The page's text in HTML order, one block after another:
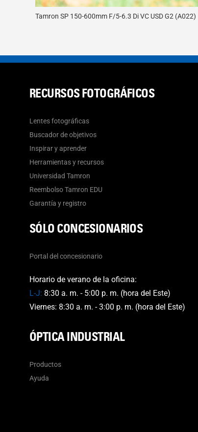
Tamron SP 150-600mm F/5-6.3 Di VC USD G2 (A022)
RECURSOS FOTOGRÁFICOS
Lentes fotográficas
Buscador de objetivos
Inspirar y aprender
Herramientas y recursos
Universidad Tamron
Reembolso Tamron EDU
Garantía y registro
SÓLO CONCESIONARIOS
Portal del concesionario
Horario de verano de la oficina:
L-J: 8:30 a. m. - 5:00 p. m. (hora del Este)
Viernes: 8:30 a. m. - 3:00 p. m. (hora del Este)
ÓPTICA INDUSTRIAL
Productos
Ayuda